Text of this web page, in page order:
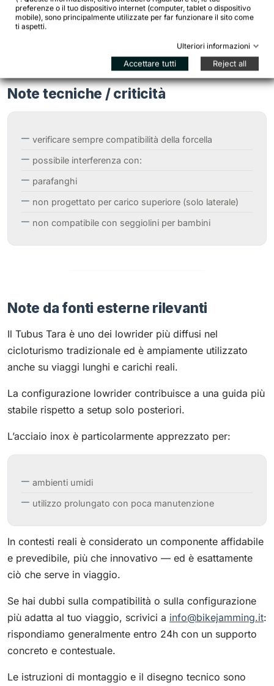
È compatibile con coperture larghe?
Note tecniche / criticità
verificare sempre compatibilità della forcella
possibile interferenza con:
parafanghi
non progettato per carico superiore (solo laterale)
non compatibile con seggiolini per bambini
Note da fonti esterne rilevanti
Il Tubus Tara è uno dei lowrider più diffusi nel
cicloturismo tradizionale ed è ampiamente utilizzato
anche su viaggi lunghi e carichi reali.
La configurazione lowrider contribuisce a una guida più
stabile rispetto a setup solo posteriori.
L’acciaio inox è particolarmente apprezzato per:
ambienti umidi
utilizzo prolungato con poca manutenzione
In contesti reali è considerato un componente affidabile
e prevedibile, più che innovativo — ed è esattamente
ciò che serve in viaggio.
Se hai dubbi sulla compatibilità o sulla configurazione
più adatta al tuo viaggio, scrivici a info@bikejamming.it:
rispondiamo generalmente entro 24h con un supporto
concreto e contestuale.
Le istruzioni di montaggio e il disegno tecnico sono
preferenze o il tuo dispositivo internet (computer, tablet o dispositivo
mobile), sono principalmente utilizzate per far funzionare il sito come
ti aspetti.
Ulteriori informazioni
Accettare tutti Reject all